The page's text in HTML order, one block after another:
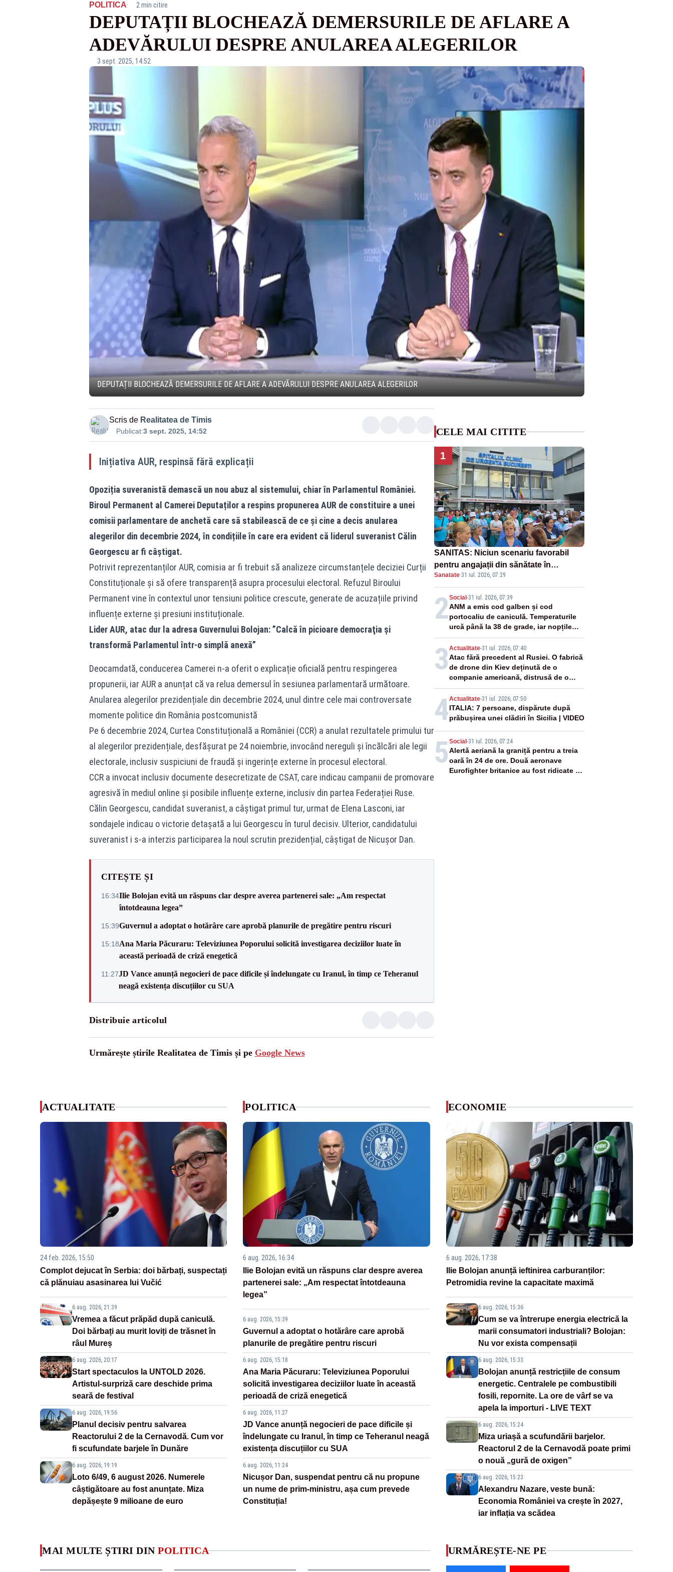
POLITICA· 2 min citire
DEPUTAȚII BLOCHEAZĂ DEMERSURILE DE AFLARE A
ADEVĂRULUI DESPRE ANULAREA ALEGERILOR
3 sept. 2025, 14:52
DEPUTAȚII BLOCHEAZĂ DEMERSURILE DE AFLARE A ADEVĂRULUI DESPRE ANULAREA ALEGERILOR
Scris de Realitatea de Timis
Publicat:3 sept. 2025, 14:52
Inițiativa AUR, respinsă fără explicații
Opoziția suveranistă demască un nou abuz al sistemului, chiar în Parlamentul României.
Biroul Permanent al Camerei Deputaților a respins propunerea AUR de constituire a unei
comisii parlamentare de anchetă care să stabilească de ce și cine a decis anularea
alegerilor din decembrie 2024, în condițiile în care era evident că liderul suveranist Călin
Georgescu ar fi câștigat.
Potrivit reprezentanților AUR, comisia ar fi trebuit să analizeze circumstanțele deciziei Curții
Constituționale și să ofere transparență asupra procesului electoral. Refuzul Biroului
Permanent vine în contextul unor tensiuni politice crescute, generate de acuzațiile privind
influențe externe și presiuni instituționale.
Lider AUR, atac dur la adresa Guvernului Bolojan: ”Calcă în picioare democraţia şi
transformă Parlamentul într-o simplă anexă”
Deocamdată, conducerea Camerei n-a oferit o explicație oficială pentru respingerea
propunerii, iar AUR a anunțat că va relua demersul în sesiunea parlamentară următoare.
Anularea alegerilor prezidențiale din decembrie 2024, unul dintre cele mai controversate
momente politice din România postcomunistă
Pe 6 decembrie 2024, Curtea Constituțională a României (CCR) a anulat rezultatele primului tur
al alegerilor prezidențiale, desfășurat pe 24 noiembrie, invocând nereguli și încălcări ale legii
electorale, inclusiv suspiciuni de fraudă și ingerințe externe în procesul electoral.
CCR a invocat inclusiv documente desecretizate de CSAT, care indicau campanii de promovare
agresivă în mediul online și posibile influențe externe, inclusiv din partea Federației Ruse.
Călin Georgescu, candidat suveranist, a câștigat primul tur, urmat de Elena Lasconi, iar
sondajele indicau o victorie detașată a lui Georgescu în turul decisiv. Ulterior, candidatului
suveranist i s-a interzis participarea la noul scrutin prezidențial, câștigat de Nicușor Dan.
CITEȘTE ȘI
16:34Ilie Bolojan evită un răspuns clar despre averea partenerei sale: „Am respectat
întotdeauna legea”
15:39Guvernul a adoptat o hotărâre care aprobă planurile de pregătire pentru riscuri
15:18Ana Maria Păcuraru: Televiziunea Poporului solicită investigarea deciziilor luate în
această perioadă de criză enegetică
11:27JD Vance anunță negocieri de pace dificile și îndelungate cu Iranul, în timp ce Teheranul
neagă existența discuțiilor cu SUA
Distribuie articolul
Urmărește știrile Realitatea de Timis și pe Google News
CELE MAI CITITE
1
SANITAS: Niciun scenariu favorabil
pentru angajații din sănătate în
proiectul Legii salarizării
Sanatate·31 iul. 2026, 07:29
2Social -31 iul. 2026, 07:39
ANM a emis cod galben și cod
portocaliu de caniculă. Temperaturile
urcă până la 38 de grade, iar nopțile
devin tropicale
3 Actualitate-31 iul. 2026, 07:40
Atac fără precedent al Rusiei. O fabrică
de drone din Kiev deținută de o
companie americană, distrusă de o
rachetă rusească
4Actualitate-31 iul. 2026, 07:50
ITALIA: 7 persoane, dispărute după
prăbușirea unei clădiri în Sicilia | VIDEO
5 Social -31 iul. 2026, 07:24
Alertă aeriană la graniță pentru a treia
oară în 24 de ore. Două aeronave
Eurofighter britanice au fost ridicate de
ACTUALITATE
24 feb. 2026, 15:50
Complot dejucat în Serbia: doi bărbați, suspectați
că plănuiau asasinarea lui Vučić
6 aug. 2026, 21:39
Vremea a făcut prăpăd după caniculă.
Doi bărbați au murit loviți de trăsnet în
râul Mureș
6 aug. 2026, 20:17
Start spectaculos la UNTOLD 2026.
Artistul-surpriză care deschide prima
seară de festival
6 aug. 2026, 19:56
Planul decisiv pentru salvarea
Reactorului 2 de la Cernavodă. Cum vor
fi scufundate barjele în Dunăre
6 aug. 2026, 19:19
Loto 6/49, 6 august 2026. Numerele
câștigătoare au fost anunțate. Miza
depășește 9 milioane de euro
POLITICA
6 aug. 2026, 16:34
Ilie Bolojan evită un răspuns clar despre averea
partenerei sale: „Am respectat întotdeauna
legea”
6 aug. 2026, 15:39
Guvernul a adoptat o hotărâre care aprobă
planurile de pregătire pentru riscuri
6 aug. 2026, 15:18
Ana Maria Păcuraru: Televiziunea Poporului
solicită investigarea deciziilor luate în această
perioadă de criză enegetică
6 aug. 2026, 11:27
JD Vance anunță negocieri de pace dificile și
îndelungate cu Iranul, în timp ce Teheranul neagă
existența discuțiilor cu SUA
6 aug. 2026, 11:24
Nicușor Dan, suspendat pentru că nu propune
un nume de prim-ministru, așa cum prevede
Constituția!
ECONOMIE
6 aug. 2026, 17:38
Ilie Bolojan anunță ieftinirea carburanților:
Petromidia revine la capacitate maximă
6 aug. 2026, 15:36
Cum se va întrerupe energia electrică la
marii consumatori industriali? Bolojan:
Nu vor exista compensații
6 aug. 2026, 15:33
Bolojan anunță restricțiile de consum
energetic. Centralele pe combustibili
fosili, repornite. La ore de vârf se va
apela la importuri - LIVE TEXT
6 aug. 2026, 15:24
Miza uriașă a scufundării barjelor.
Reactorul 2 de la Cernavodă poate primi
o nouă „gură de oxigen”
6 aug. 2026, 15:23
Alexandru Nazare, veste bună:
Economia României va crește în 2027,
iar inflația va scădea
MAI MULTE ȘTIRI DIN POLITICA URMĂREȘTE-NE PE